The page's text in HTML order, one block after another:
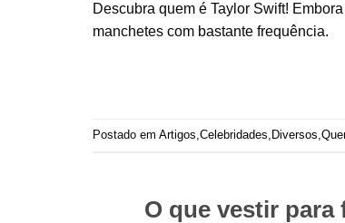
Descubra quem é Taylor Swift!
manchetes com bastante frequência.
Postado em Artigos Celebridades Diversos
O que vestir